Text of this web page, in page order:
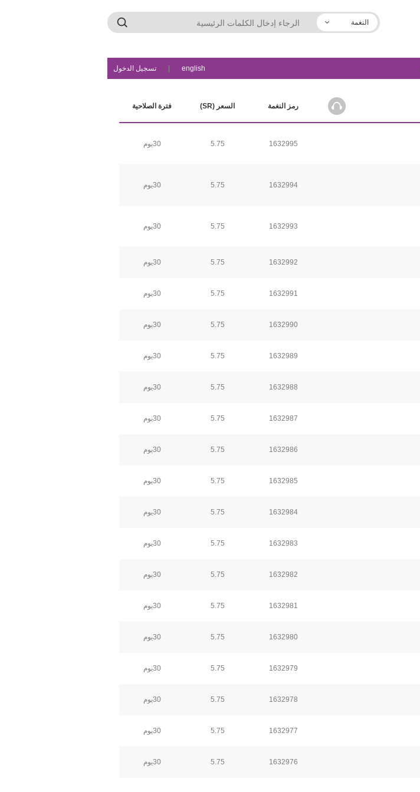
النغمة
english
| تسجيل الدخول
رمز النغمة السعر (SR) فترة الصلاحية
1632995
5.75 30يوم
1632994
5.75 30يوم
1632993
5.75 30يوم
1632992
5.75 30يوم
1632991
5.75 30يوم
1632990
5.75 30يوم
1632989
5.75 30يوم
1632988
5.75 30يوم
1632987
5.75 30يوم
1632986
5.75 30يوم
1632985
5.75 30يوم
1632984
5.75 30يوم
1632983
5.75 30يوم
1632982
5.75 30يوم
1632981
5.75 30يوم
1632980
5.75 30يوم
1632979
5.75 30يوم
1632978
5.75 30يوم
1632977
5.75 30يوم
1632976
5.75 30يوم